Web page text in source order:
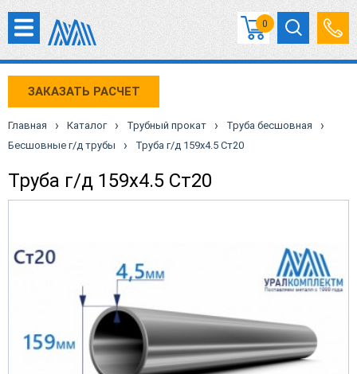
0
ЗАКАЗАТЬ РАСЧЕТ
Главная › Каталог › Трубный прокат › Труба бесшовная ›
Бесшовные г/д трубы › Труба г/д 159х4.5 Ст20
Труба г/д 159х4.5 Ст20